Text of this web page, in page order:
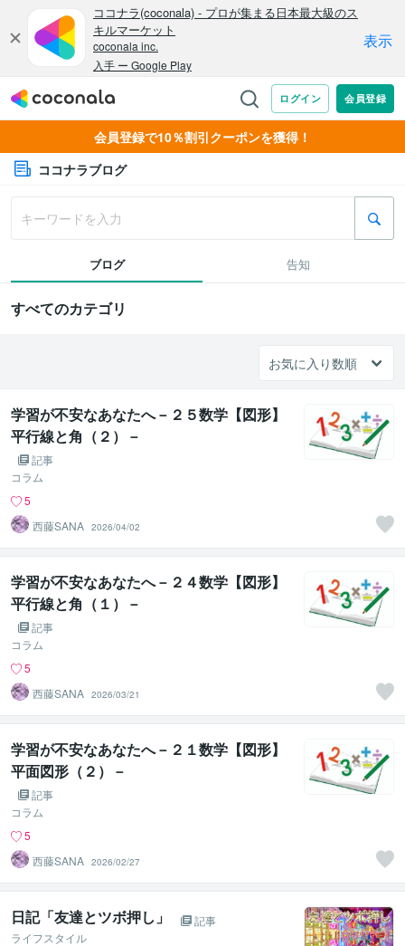
会員登録で10％割引クーポンを獲得！
ココナラブログ
ブログ 告知
すべてのカテゴリ
学習が不安なあなたへ－２５数学【図形】
平行線と角（２）－
記事
コラム
5
西藤SANA 2026/04/02
学習が不安なあなたへ－２４数学【図形】
平行線と角（１）－
記事
コラム
5
西藤SANA 2026/03/21
学習が不安なあなたへ－２１数学【図形】
平面図形（２）－
記事
コラム
5
西藤SANA 2026/02/27
日記「友達とツボ押し」
記事
ライフスタイル